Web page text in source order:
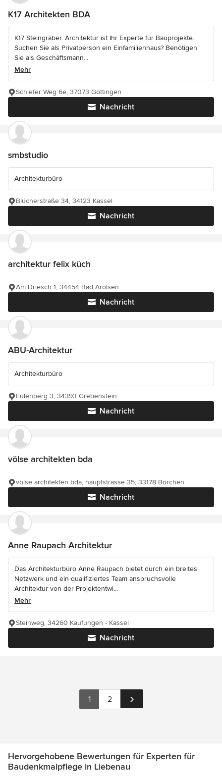
K17 Architekten BDA
K17 Steingräber. Architektur ist Ihr Experte für Bauprojekte.
Suchen Sie als Privatperson ein Einfamilienhaus? Benötigen
Sie als Geschäftsmann...
Mehr
Nachricht
Schiefer Weg 6e, 37073 Göttingen
smbstudio
Architekturbüro
Nachricht
Blücherstraße 34, 34123 Kassel
architektur felix küch
Nachricht
Am Driesch 1, 34454 Bad Arolsen
ABU-Architektur
Architekturbüro
Nachricht
Eulenberg 3, 34393 Grebenstein
völse architekten bda
Nachricht
völse architekten bda, hauptstrasse 35, 33178 Borchen
Anne Raupach Architektur
Das Architekturbüro Anne Raupach bietet durch ein breites
Netzwerk und ein qualifiziertes Team anspruchsvolle
Architektur von der Projektentwi...
Mehr
Nachricht
Steinweg, 34260 Kaufungen - Kassel
1 2
Hervorgehobene Bewertungen für Experten für
Baudenkmalpflege in Liebenau